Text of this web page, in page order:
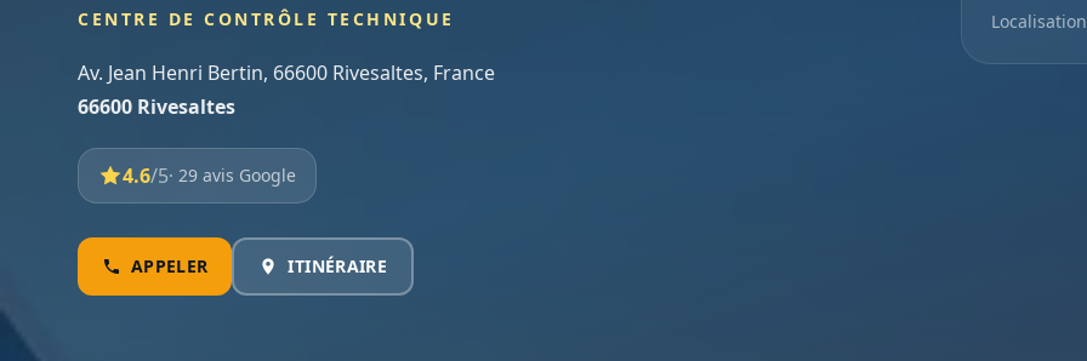
CENTRE DE CONTRÔLE TECHNIQUE
Av. Jean Henri Bertin, 66600 Rivesaltes, France
66600 Rivesaltes
4.6/5· 29 avis Google
APPELER ITINÉRAIRE
Localisation